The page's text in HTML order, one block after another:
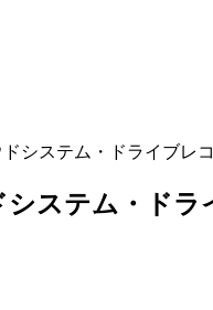
システム・ドライブレ
ステム・ドラ